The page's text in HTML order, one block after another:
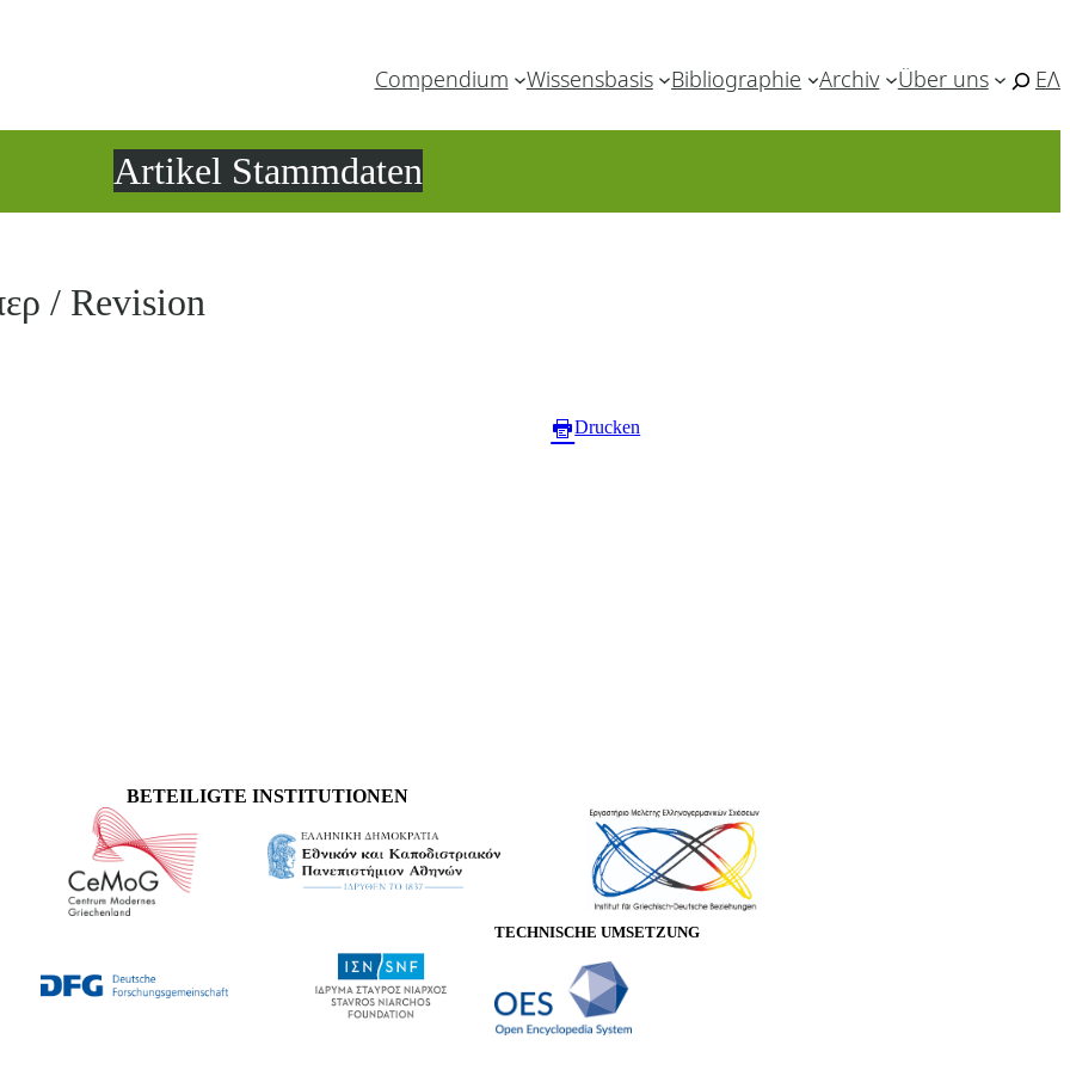
Compendium Wissensbasis Bibliographie Archiv Über uns ΕΛ
Artikel Stammdaten
/ Revision
Drucken
BETEILIGTE INSTITUTIONEN
TECHNISCHE UMSETZUNG